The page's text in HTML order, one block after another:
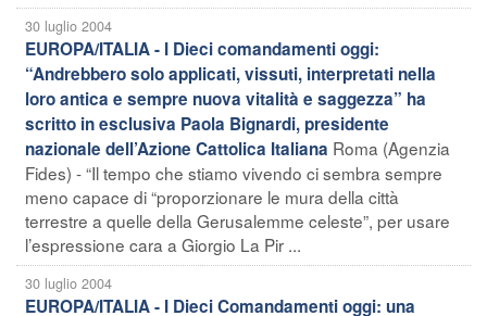
30 luglio 2004
EUROPA/ITALIA - I Dieci comandamenti oggi:
“Andrebbero solo applicati, vissuti, interpretati nella
loro antica e sempre nuova vitalità e saggezza” ha
scritto in esclusiva Paola Bignardi, presidente
nazionale dell’Azione Cattolica Italiana Roma (Agenzia
Fides) - “Il tempo che stiamo vivendo ci sembra sempre
meno capace di “proporzionare le mura della città
terrestre a quelle della Gerusalemme celeste”, per usare
l’espressione cara a Giorgio La Pir ...
30 luglio 2004
EUROPA/ITALIA - I Dieci Comandamenti oggi: una